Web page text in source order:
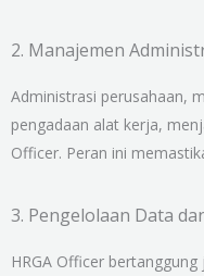
2. Manajemen
Administrasi perusahaan,
pengadaan alat kerja,
Officer. Peran ini
3. Pengelolaan Data
HRGA Officer